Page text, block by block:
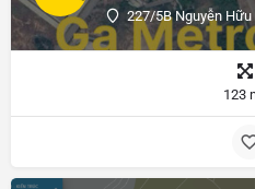
227/5B Nguyễn Hữu
123